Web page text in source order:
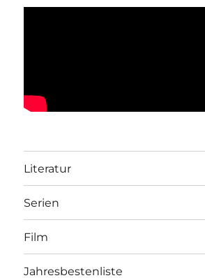
Literatur
Serien
Film
Jahresbestenliste